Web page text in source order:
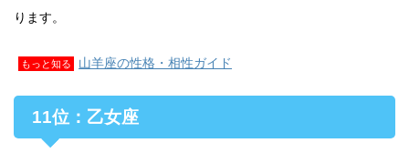
ります。
もっと知る 山羊座の性格・相性ガイド
11位：乙女座